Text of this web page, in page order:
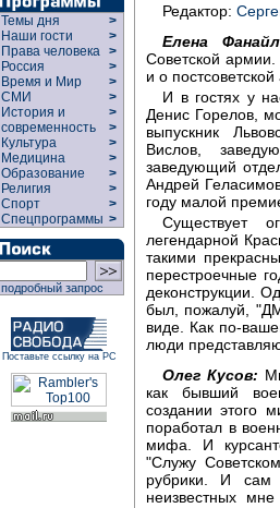
Темы дня
>
Наши гости
>
Права человека >
Россия
>
Время и Мир
>
СМИ
>
История и
современность
>
>
Культура
>
Медицина
>
Образование
>
Религия
>
Спорт
>
Спецпрограммы >
подробный запрос
Поставьте ссылку на РС
Редактор:
Елена
Советской
и о
И в гостях у
Денис Горелов,
выпускник
Вислов,
заведующий
Андрей
году малой
Существует
легендарной
такими
перестроечные
деконструкции.
был, пожалуй,
виде. Как по-
люди
Олег Кусов:
как бывший
создании этого
поработал в
мифа. И
"Служу
рубрики. И сам
неизвестных